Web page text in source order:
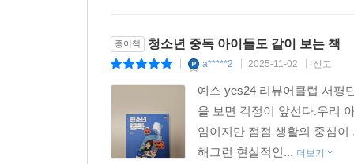
종이책 청소년 중독 아이들도 같이 보는 책
a*****2 2025-11-02 신고
예스 yes24 리뷰어클럽 서평
을 보면 걱정이 앞선다.우리
임이지만 점점 생활의 중심
해그런 현실적인... 더보기